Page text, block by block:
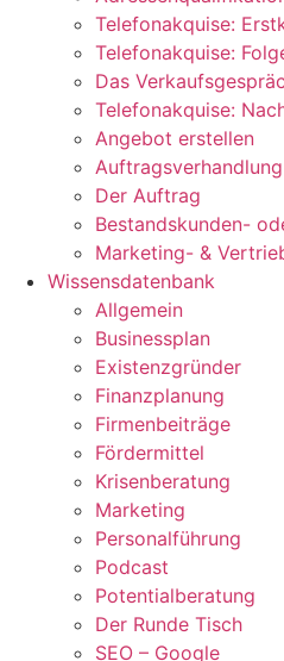
Telefonakquise:
Telefonakquise:
Das
Telefonakquise:
Angebot erstellen
Auftragsverhandlung
Der Auftrag
Bestandskunden-
Marketing- &
Wissensdatenbank
Allgemein
Businessplan
Existenzgründer
Finanzplanung
Firmenbeiträge
Fördermittel
Krisenberatung
Marketing
Personalführung
Podcast
Potentialberatung
Der Runde Tisch
SEO – Google